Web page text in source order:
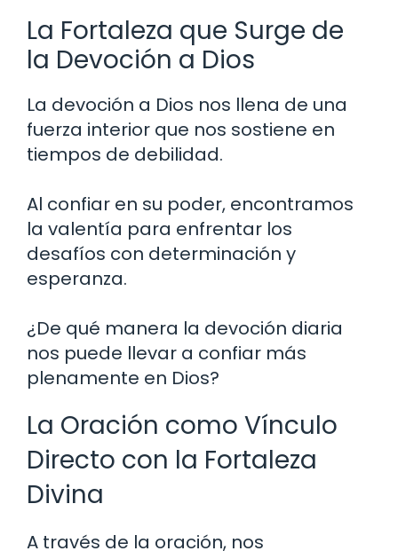
La Fortaleza que Surge de
la Devoción a Dios
La devoción a Dios nos llena de una
fuerza interior que nos sostiene en
tiempos de debilidad.
Al confiar en su poder, encontramos
la valentía para enfrentar los
desafíos con determinación y
esperanza.
¿De qué manera la devoción diaria
nos puede llevar a confiar más
plenamente en Dios?
La Oración como Vínculo
Directo con la Fortaleza
Divina
A través de la oración, nos